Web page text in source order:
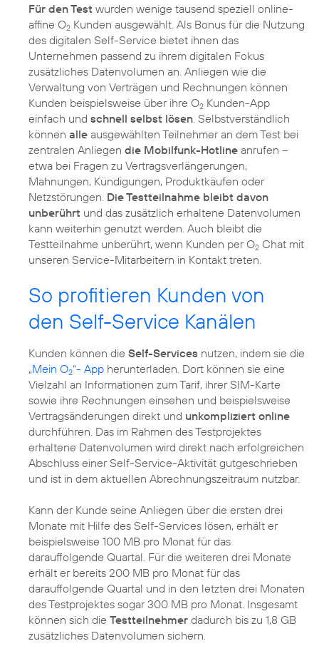
Für den Test wurden wenige tausend speziell online-
affine O2 Kunden ausgewählt. Als Bonus für die Nutzung
des digitalen Self-Service bietet ihnen das
Unternehmen passend zu ihrem digitalen Fokus
zusätzliches Datenvolumen an. Anliegen wie die
Verwaltung von Verträgen und Rechnungen können
Kunden beispielsweise über ihre O2 Kunden-App
einfach und schnell selbst lösen . Selbstverständlich
können alle ausgewählten Teilnehmer an dem Test bei
zentralen Anliegen die Mobilfunk-Hotline anrufen –
etwa bei Fragen zu Vertragsverlängerungen,
Mahnungen, Kündigungen, Produktkäufen oder
Netzstörungen. Die Testteilnahme bleibt davon
unberührt und das zusätzlich erhaltene Datenvolumen
kann weiterhin genutzt werden. Auch bleibt die
Testteilnahme unberührt, wenn Kunden per O2 Chat mit
unseren Service-Mitarbeitern in Kontakt treten.
So profitieren Kunden von
den Self-Service Kanälen
Kunden können die Self-Services nutzen, indem sie die
„Mein O2“- App herunterladen. Dort können sie eine
Vielzahl an Informationen zum Tarif, ihrer SIM-Karte
sowie ihre Rechnungen einsehen und beispielsweise
Vertragsänderungen direkt und unkompliziert online
durchführen. Das im Rahmen des Testprojektes
erhaltene Datenvolumen wird direkt nach erfolgreichen
Abschluss einer Self-Service-Aktivität gutgeschrieben
und ist in dem aktuellen Abrechnungszeitraum nutzbar.
Kann der Kunde seine Anliegen über die ersten drei
Monate mit Hilfe des Self-Services lösen, erhält er
beispielsweise 100 MB pro Monat für das
darauffolgende Quartal. Für die weiteren drei Monate
erhält er bereits 200 MB pro Monat für das
darauffolgende Quartal und in den letzten drei Monaten
des Testprojektes sogar 300 MB pro Monat. Insgesamt
können sich die Testteilnehmer dadurch bis zu 1,8 GB
zusätzliches Datenvolumen sichern.